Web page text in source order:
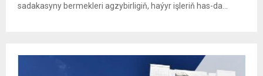
sadakasyny bermekleri agzybirligiň, haýyr işleriň has-da...